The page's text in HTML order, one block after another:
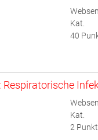
Kat.
40
Respiratorische
Kat.
2